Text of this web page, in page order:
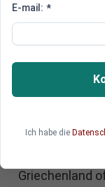
43,2 Prozent werden
Euro-
arbeiten
Die Troika und
Prozent
Griechenland
E-mail: *
Ich habe die